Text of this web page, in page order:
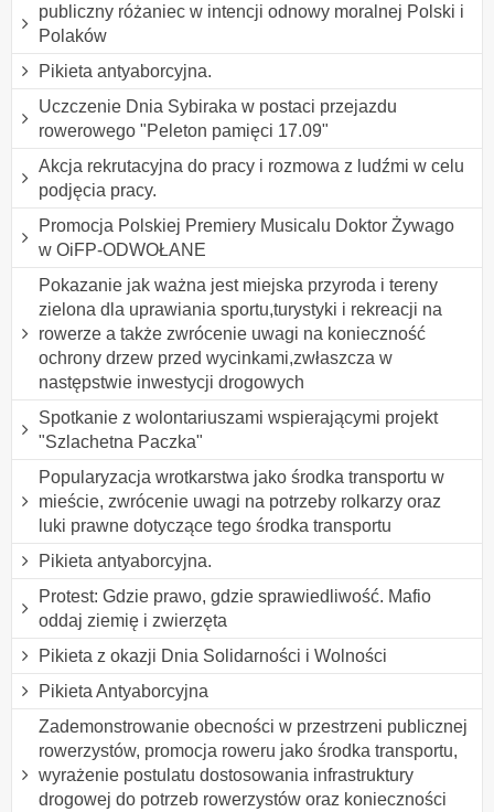
publiczny różaniec w intencji odnowy moralnej Polski i
Polaków
Pikieta antyaborcyjna.
Uczczenie Dnia Sybiraka w postaci przejazdu
rowerowego "Peleton pamięci 17.09"
Akcja rekrutacyjna do pracy i rozmowa z ludźmi w celu
podjęcia pracy.
Promocja Polskiej Premiery Musicalu Doktor Żywago
w OiFP-ODWOŁANE
Pokazanie jak ważna jest miejska przyroda i tereny
zielona dla uprawiania sportu,turystyki i rekreacji na
rowerze a także zwrócenie uwagi na konieczność
ochrony drzew przed wycinkami,zwłaszcza w
następstwie inwestycji drogowych
Spotkanie z wolontariuszami wspierającymi projekt
"Szlachetna Paczka"
Popularyzacja wrotkarstwa jako środka transportu w
mieście, zwrócenie uwagi na potrzeby rolkarzy oraz
luki prawne dotyczące tego środka transportu
Pikieta antyaborcyjna.
Protest: Gdzie prawo, gdzie sprawiedliwość. Mafio
oddaj ziemię i zwierzęta
Pikieta z okazji Dnia Solidarności i Wolności
Pikieta Antyaborcyjna
Zademonstrowanie obecności w przestrzeni publicznej
rowerzystów, promocja roweru jako środka transportu,
wyrażenie postulatu dostosowania infrastruktury
drogowej do potrzeb rowerzystów oraz konieczności